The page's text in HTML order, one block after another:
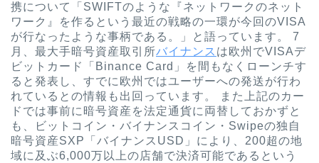
携について「SWIFTのような『ネットワークのネット
ワーク』を作るという最近の戦略の一環が今回のVISA
が行なったような事柄である。」と語っています。 7
月、最大手暗号資産取引所バイナンス は欧州でVISAデ
ビットカード「Binance Card」を間もなくローンチす
ると発表し、すでに欧州ではユーザーへの発送が行わ
れているとの情報も出回っています。 また上記のカー
ドでは事前に暗号資産を法定通貨に両替しておかずと
も、ビットコイン・バイナンスコイン・Swipeの独自
暗号資産SXP「バイナンスUSD」により、200超の地
域に及ぶ6,000万以上の店舗で決済可能であるという